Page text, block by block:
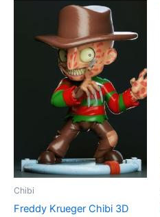
Chibi
Freddy Krueger Chibi 3D